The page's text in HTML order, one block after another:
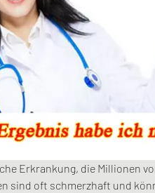
Erkrankung, die Millionen
sind oft schmerzhaft und